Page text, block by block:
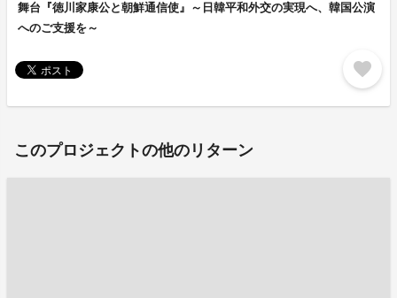
舞台『徳川家康公と朝鮮通信使』～日韓平和外交の実現へ、韓国公演
へのご支援を～
favorite
このプロジェクトの他のリターン